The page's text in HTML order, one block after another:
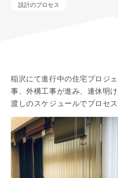
設計のプロセス
稲沢にて進行中の住宅プロジ
事、外構工事が進み、連休明
渡しのスケジュールでプロセス